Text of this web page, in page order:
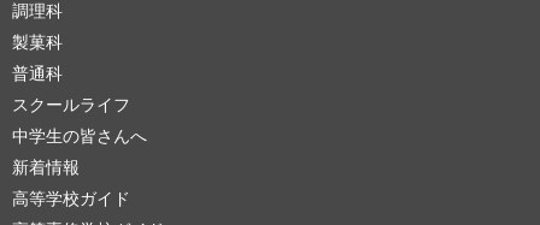
調理科
製菓科
普通科
スクールライフ
中学生の皆さんへ
新着情報
高等学校ガイド